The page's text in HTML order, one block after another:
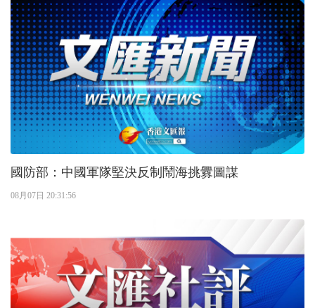
國防部：中國軍隊堅決反制鬧海挑釁圖謀
08月07日 20:31:56